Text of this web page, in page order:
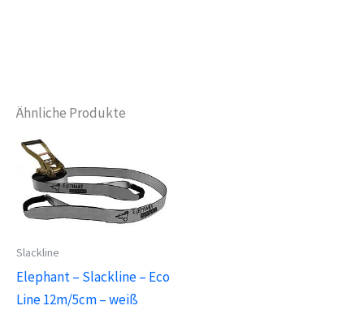
Ähnliche Produkte
Slackline
Elephant – Slackline – Eco
Line 12m/5cm – weiß